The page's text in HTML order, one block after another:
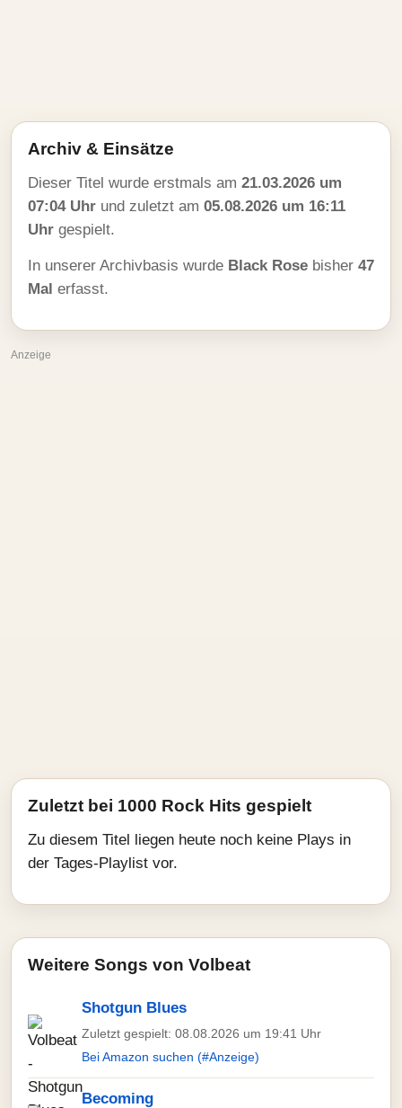
Archiv & Einsätze
Dieser Titel wurde erstmals am 21.03.2026 um
07:04 Uhr und zuletzt am 05.08.2026 um 16:11
Uhr gespielt.
In unserer Archivbasis wurde Black Rose bisher 47
Mal erfasst.
Anzeige
Zuletzt bei 1000 Rock Hits gespielt
Zu diesem Titel liegen heute noch keine Plays in
der Tages-Playlist vor.
Weitere Songs von Volbeat
Shotgun Blues
Zuletzt gespielt: 08.08.2026 um 19:41 Uhr
Bei Amazon suchen (#Anzeige)
Becoming